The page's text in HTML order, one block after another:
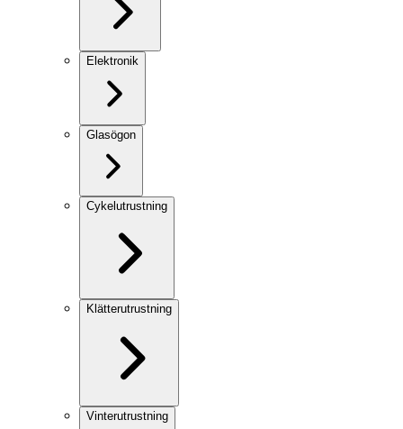
Elektronik
Glasögon
Cykelutrustning
Klätterutrustning
Vinterutrustning